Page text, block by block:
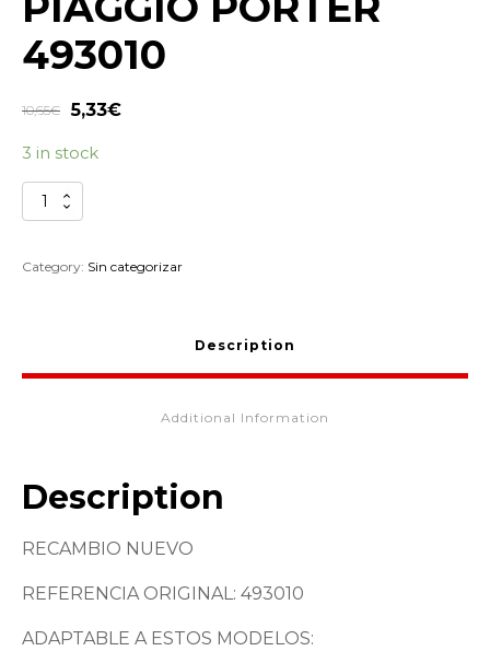
493010
10,65€ 5,33€
3 in stock
JUNTA
TERMOSTATO
PORTER
Category: Sin categorizar
Description
Additional Information
Description
RECAMBIO NUEVO
REFERENCIA ORIGINAL: 493010
ADAPTABLE A ESTOS MODELOS: